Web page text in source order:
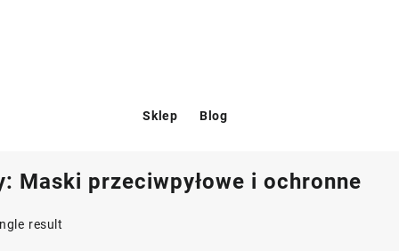
Sklep Blog
Maski przeciwpyłowe i ochronne
result